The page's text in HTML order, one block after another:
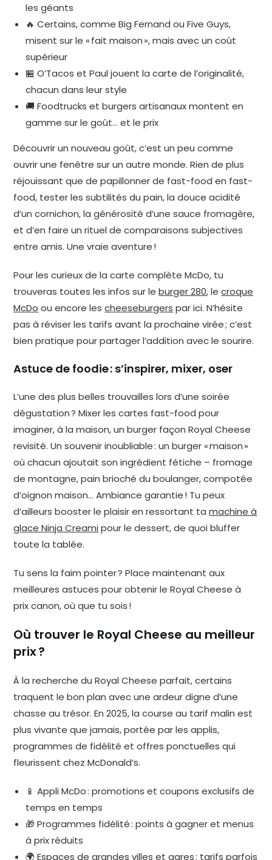
les géants
🔥 Certains, comme Big Fernand ou Five Guys,
misent sur le « fait maison », mais avec un coût
supérieur
🏪 O’Tacos et Paul jouent la carte de l’originalité,
chacun dans leur style
🚚 Foodtrucks et burgers artisanaux montent en
gamme sur le goût… et le prix
Découvrir un nouveau goût, c’est un peu comme
ouvrir une fenêtre sur un autre monde. Rien de plus
réjouissant que de papillonner de fast-food en fast-
food, tester les subtilités du pain, la douce acidité
d’un cornichon, la générosité d’une sauce fromagère,
et d’en faire un rituel de comparaisons subjectives
entre amis. Une vraie aventure !
Pour les curieux de la carte complète McDo, tu
trouveras toutes les infos sur leburger 280, lecroque
McDo ou encore lescheeseburgers par ici. N’hésite
pas à réviser les tarifs avant la prochaine virée ; c’est
bien pratique pour partager l’addition avec le sourire.
Astuce de foodie : s’inspirer, mixer, oser
L’une des plus belles trouvailles lors d’une soirée
dégustation ? Mixer les cartes fast-food pour
imaginer, à la maison, un burger façon Royal Cheese
revisité. Un souvenir inoubliable : un burger « maison »
où chacun ajoutait son ingrédient fétiche – fromage
de montagne, pain brioché du boulanger, compotée
d’oignon maison… Ambiance garantie ! Tu peux
d’ailleurs booster le plaisir en ressortant tamachine à
glace Ninja Creami pour le dessert, de quoi bluffer
toute la tablée.
Tu sens la faim pointer ? Place maintenant aux
meilleures astuces pour obtenir le Royal Cheese à
prix canon, où que tu sois !
Où trouver le Royal Cheese au meilleur
prix ?
À la recherche du Royal Cheese parfait, certains
traquent le bon plan avec une ardeur digne d’une
chasse au trésor. En 2025, la course au tarif malin est
plus vivante que jamais, portée par les applis,
programmes de fidélité et offres ponctuelles qui
fleurissent chez McDonald’s.
📱 Appli McDo : promotions et coupons exclusifs de
temps en temps
🎁 Programmes fidélité : points à gagner et menus
à prix réduits
🌍 Espaces de grandes villes et gares : tarifs parfois